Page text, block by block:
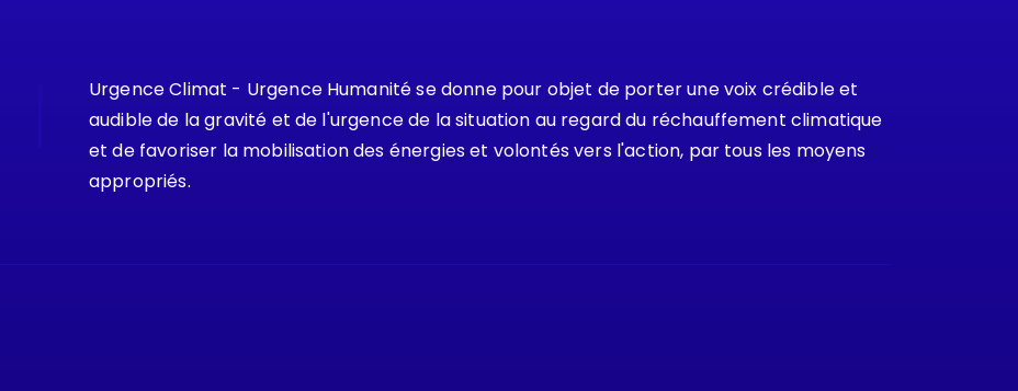
Urgence Climat - Urgence Humanité se donne pour objet de porter une voix crédible et
audible de la gravité et de l'urgence de la situation au regard du réchauffement climatique
et de favoriser la mobilisation des énergies et volontés vers l'action, par tous les moyens
appropriés.